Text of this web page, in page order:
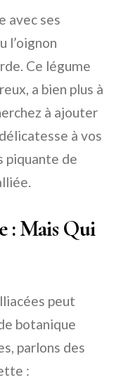
avec ses
l’oignon
Ce légume
a bien plus à
à ajouter
à vos
piquante de
: Mais Qui
peut
botanique
parlons des
: